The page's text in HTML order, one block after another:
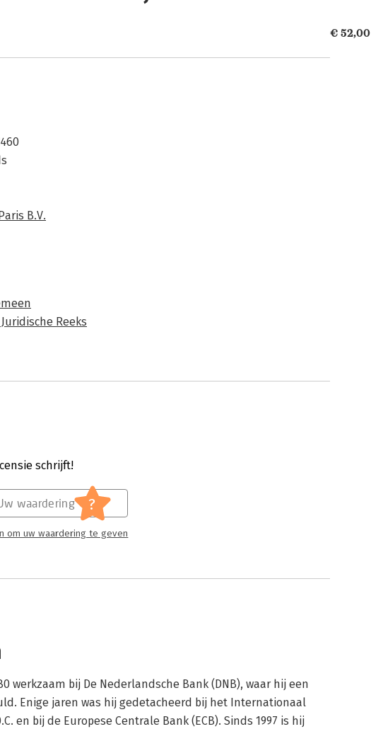
B.V.
Reeks
schrijft!
waardering ?
om uw waardering te geven
werkzaam bij De Nederlandsche Bank (DNB), waar hij een
Enige jaren was hij gedetacheerd bij het Internationaal
en bij de Europese Centrale Bank (ECB). Sinds 1997 is hij
€ 52,00